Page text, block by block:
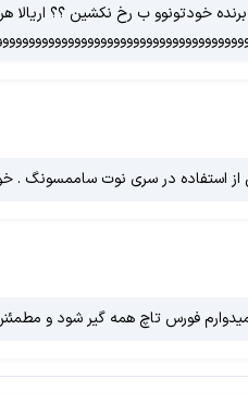
خودتونوو ب رخ نکشین ؟؟
از استفاده در سری نوت ساممسونگ .
امیدوارم فورس تاچ همه گیر شود و